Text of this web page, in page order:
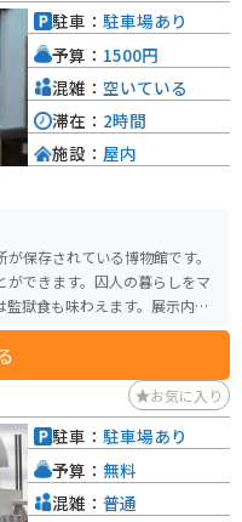
すいので安心です。 周辺に
ットも多く、ドライブやツーリ
保存されている博物館です。
できます。囚人の暮らしをマ
獄食も味わえます。展示内容が
ても楽しめます。
駐車： 駐車場あり
予算： 1500円
混雑： 空いている
滞在： 2時間
施設： 屋内
お気に入り
駐車： 駐車場あり
予算： 無料
混雑： 普通